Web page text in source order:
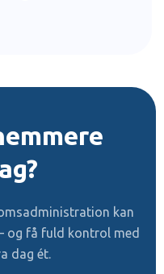
kan
og få fuld kontrol med
dag ét.